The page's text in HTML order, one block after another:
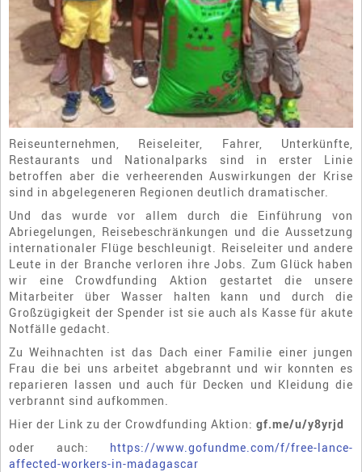
Reiseunternehmen, Reiseleiter, Fahrer, Unterkünfte,
Restaurants und Nationalparks sind in erster Linie
betroffen aber die verheerenden Auswirkungen der Krise
sind in abgelegeneren Regionen deutlich dramatischer.
Und das wurde vor allem durch die Einführung von
Abriegelungen, Reisebeschränkungen und die Aussetzung
internationaler Flüge beschleunigt. Reiseleiter und andere
Leute in der Branche verloren ihre Jobs. Zum Glück haben
wir eine Crowdfunding Aktion gestartet die unsere
Mitarbeiter über Wasser halten kann und durch die
Großzügigkeit der Spender ist sie auch als Kasse für akute
Notfälle gedacht.
Zu Weihnachten ist das Dach einer Familie einer jungen
Frau die bei uns arbeitet abgebrannt und wir konnten es
reparieren lassen und auch für Decken und Kleidung die
verbrannt sind aufkommen.
Hier der Link zu der Crowdfunding Aktion: gf.me/u/y8yrjd
oder auch: https://www.gofundme.com/f/free-lance-
affected-workers-in-madagascar